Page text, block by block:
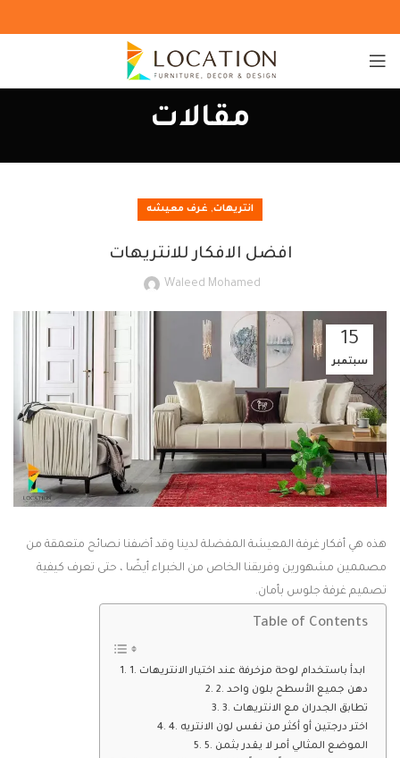
مقالات
انتريهات, غرف معيشه
افضل الافكار للانتريهات
Waleed Mohamed
15
سبتمبر
هذه هي أفكار غرفة المعيشة المفضلة لدينا وقد أضفنا نصائح متعمقة من
مصممين مشهورين وفريقنا الخاص من الخبراء أيضًا ، حتى تعرف كيفية
تصميم غرفة جلوس بأمان.
Table of Contents
2. دهن جميع الأسطح بلون واحد
3. تطابق الجدران مع الانتريهات
4. اختر درجتين أو أكثر من نفس لون الانتريه
5. الموضع المثالي أمر لا يقدر بثمن